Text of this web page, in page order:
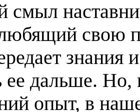
свою
знания
ее дальше. Но,
опыт, в